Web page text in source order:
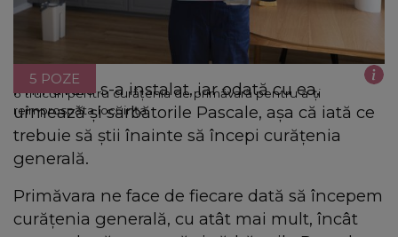
6 trucuri pentru curățenia de primăvară pentru a-ți
reîmprospăta locuința
5 POZE
Primăvara s-a instalat, iar odată cu ea,
urmează și sărbătorile Pascale, așa că iată ce
trebuie să știi înainte să începi curățenia
generală.
Primăvara ne face de fiecare dată să începem
curățenia generală, cu atât mai mult, încât